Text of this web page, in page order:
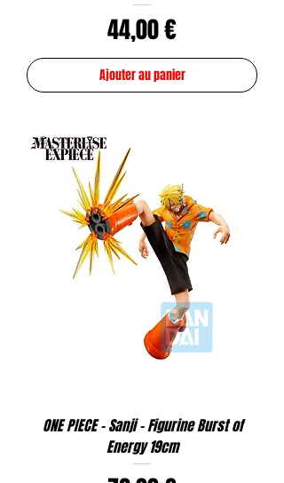
Prix
44,00 €
Ajouter au panier
ONE PIECE - Sanji - Figurine Burst of
Energy 19cm